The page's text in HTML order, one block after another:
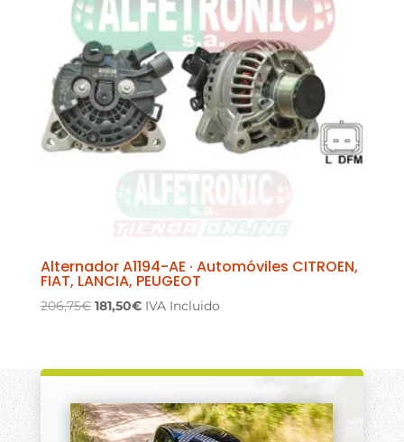
Alternador A1194-AE · Automóviles CITROEN,
FIAT, LANCIA, PEUGEOT
206,75€ El
era:
181,50€El
es:
IVA Incluido